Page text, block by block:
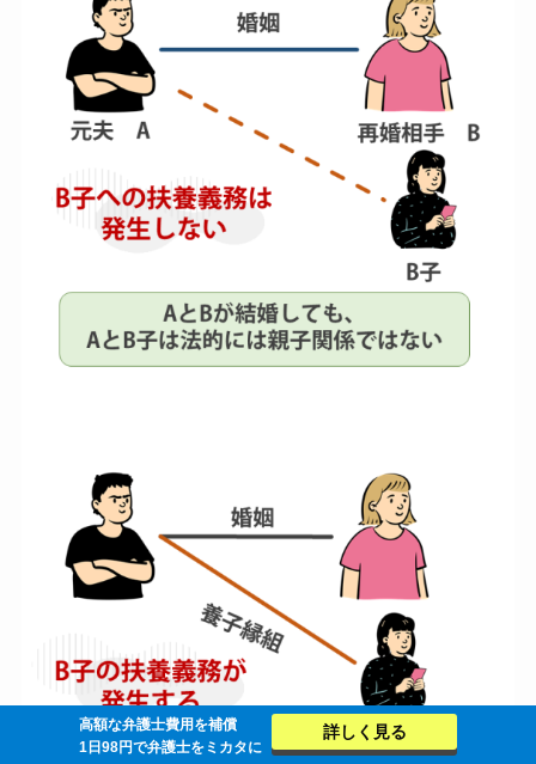
高額な弁護士費用を補償
1日98円で弁護士をミカタに
詳しく見る